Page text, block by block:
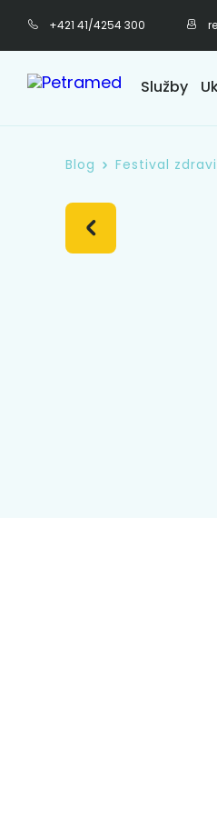
+421 41/4254 300
Služby
Blog Festival